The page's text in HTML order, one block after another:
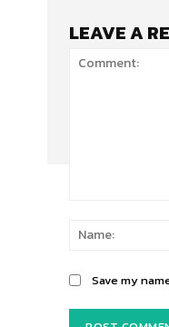
LEAVE A
Save my